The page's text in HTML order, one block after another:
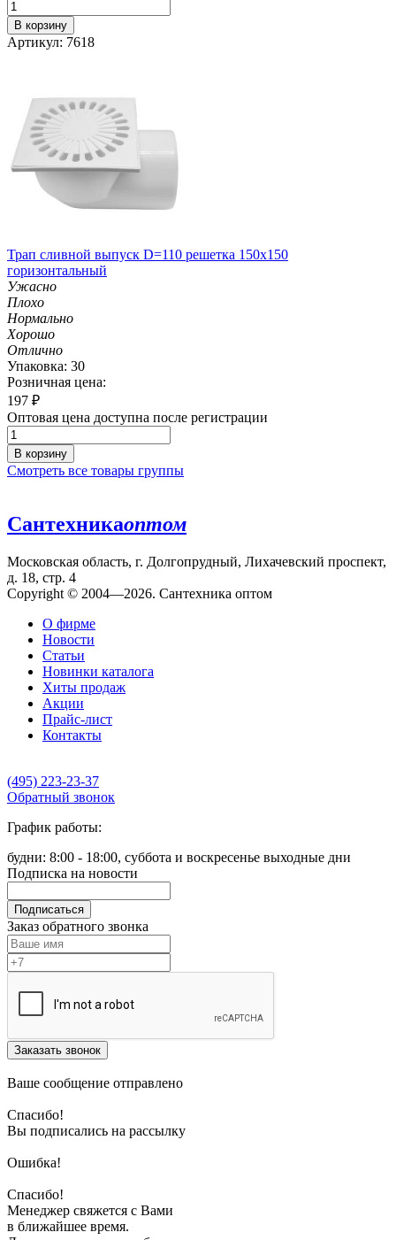
В корзину
Артикул: 7618
Трап сливной выпуск D=110 решетка 150х150
горизонтальный
Ужасно
Плохо
Нормально
Хорошо
Отлично
Упаковка: 30
Розничная цена:
197 ₽
Оптовая цена доступна после регистрации
В корзину
Смотреть все товары группы
Сантехникаоптом
Московская область, г. Долгопрудный, Лихачевский проспект,
д. 18, стр. 4
Copyright © 2004—2026. Сантехника оптом
О фирме
Новости
Статьи
Новинки каталога
Хиты продаж
Акции
Прайс-лист
Контакты
(495) 223-23-37
Обратный звонок
График работы:
будни: 8:00 - 18:00, суббота и воскресенье выходные дни
Подписка на новости
Подписаться
Заказ обратного звонка
Заказать звонок
Ваше сообщение отправлено
Спасибо!
Вы подписались на рассылку
Ошибка!
Спасибо!
Менеджер свяжется с Вами
в ближайшее время.